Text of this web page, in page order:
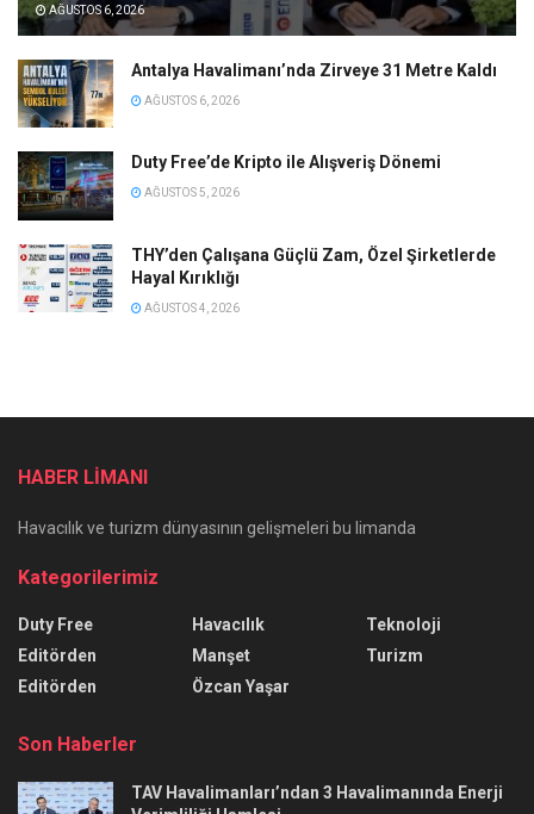
AĞUSTOS 6, 2026
Antalya Havalimanı’nda Zirveye 31 Metre Kaldı
AĞUSTOS 6, 2026
Duty Free’de Kripto ile Alışveriş Dönemi
AĞUSTOS 5, 2026
THY’den Çalışana Güçlü Zam, Özel Şirketlerde
Hayal Kırıklığı
AĞUSTOS 4, 2026
HABER LİMANI
Havacılık ve turizm dünyasının gelişmeleri bu limanda
Kategorilerimiz
Duty Free
Editörden
Editörden
Havacılık
Manşet
Özcan Yaşar
Teknoloji
Turizm
Son Haberler
TAV Havalimanları’ndan 3 Havalimanında Enerji